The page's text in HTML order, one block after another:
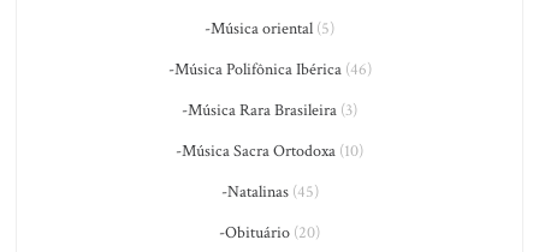
-Música oriental (5)
-Música Polifônica Ibérica(46)
-Música Rara Brasileira (3)
-Música Sacra Ortodoxa (10)
-Natalinas(45)
-Obituário (20)